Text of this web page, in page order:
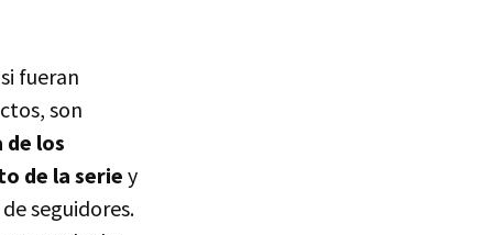
fueran
son
de los
de la seriey
seguidores.